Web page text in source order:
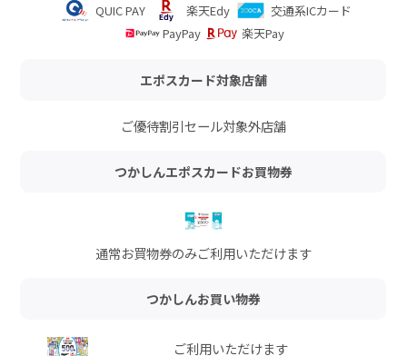
QUIC PAY
楽天Edy
交通系ICカード
PayPay
楽天Pay
エポスカード対象店舗
ご優待割引セール対象外店舗
つかしんエポスカードお買物券
通常お買物券のみご利用いただけます
つかしんお買い物券
ご利用いただけます